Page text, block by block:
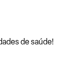
de saúde!